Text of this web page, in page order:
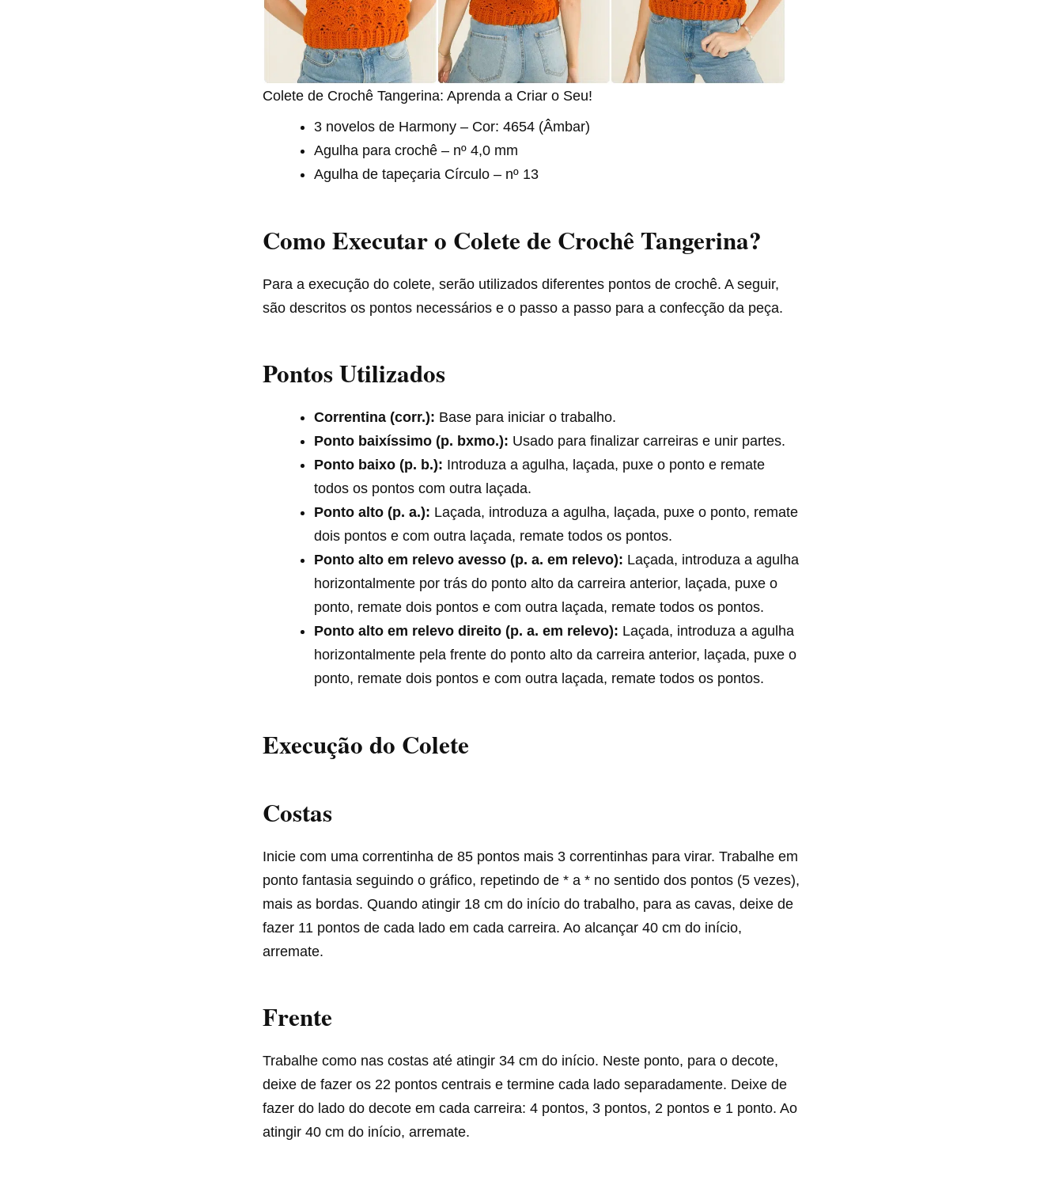
Colete de Crochê Tangerina: Aprenda a Criar o Seu!
3 novelos de Harmony – Cor: 4654 (Âmbar)
Agulha para crochê – nº 4,0 mm
Agulha de tapeçaria Círculo – nº 13
Como Executar o Colete de Crochê Tangerina?
Para a execução do colete, serão utilizados diferentes pontos de crochê. A seguir,
são descritos os pontos necessários e o passo a passo para a confecção da peça.
Pontos Utilizados
Correntina (corr.): Base para iniciar o trabalho.
Ponto baixíssimo (p. bxmo.): Usado para finalizar carreiras e unir partes.
Ponto baixo (p. b.): Introduza a agulha, laçada, puxe o ponto e remate
todos os pontos com outra laçada.
Ponto alto (p. a.): Laçada, introduza a agulha, laçada, puxe o ponto, remate
dois pontos e com outra laçada, remate todos os pontos.
Ponto alto em relevo avesso (p. a. em relevo): Laçada, introduza a agulha
horizontalmente por trás do ponto alto da carreira anterior, laçada, puxe o
ponto, remate dois pontos e com outra laçada, remate todos os pontos.
Ponto alto em relevo direito (p. a. em relevo): Laçada, introduza a agulha
horizontalmente pela frente do ponto alto da carreira anterior, laçada, puxe o
ponto, remate dois pontos e com outra laçada, remate todos os pontos.
Execução do Colete
Costas
Inicie com uma correntinha de 85 pontos mais 3 correntinhas para virar. Trabalhe em
ponto fantasia seguindo o gráfico, repetindo de * a * no sentido dos pontos (5 vezes),
mais as bordas. Quando atingir 18 cm do início do trabalho, para as cavas, deixe de
fazer 11 pontos de cada lado em cada carreira. Ao alcançar 40 cm do início,
arremate.
Frente
Trabalhe como nas costas até atingir 34 cm do início. Neste ponto, para o decote,
deixe de fazer os 22 pontos centrais e termine cada lado separadamente. Deixe de
fazer do lado do decote em cada carreira: 4 pontos, 3 pontos, 2 pontos e 1 ponto. Ao
atingir 40 cm do início, arremate.